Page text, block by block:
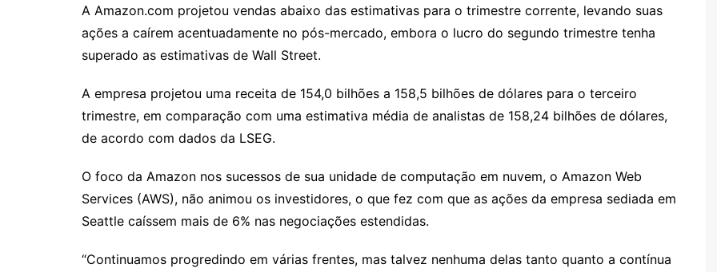
p
y
Li
n
k
at
s
A
p
p
e
gr
a
m
er t
k
e
dI
n
ai
l
o
gl
Cl
a
sr
o
o
s
s
n
g
s
s
g
e
lo
o
c
o
y
p
h
o
M
ai
e
a
s
ai
l
ar
e
A Amazon.com projetou vendas abaixo das estimativas para o trimestre corrente, levando suas
ações a caírem acentuadamente no pós-mercado, embora o lucro do segundo trimestre tenha
superado as estimativas de Wall Street.
A empresa projetou uma receita de 154,0 bilhões a 158,5 bilhões de dólares para o terceiro
trimestre, em comparação com uma estimativa média de analistas de 158,24 bilhões de dólares,
de acordo com dados da LSEG.
O foco da Amazon nos sucessos de sua unidade de computação em nuvem, o Amazon Web
Services (AWS), não animou os investidores, o que fez com que as ações da empresa sediada em
Seattle caíssem mais de 6% nas negociações estendidas.
“Continuamos progredindo em várias frentes, mas talvez nenhuma delas tanto quanto a contínua